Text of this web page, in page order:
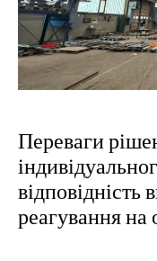
Переваги
реагування на